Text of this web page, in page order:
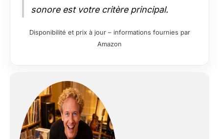
sonore est votre critère principal.
Disponibilité et prix à jour – informations fournies par
Amazon